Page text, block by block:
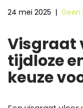
24 mei 2025 | Geen
Visgraat
tijdloze
keuze